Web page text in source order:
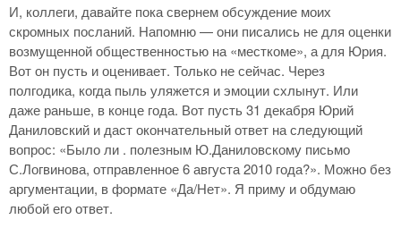
И, коллеги, давайте пока свернем обсуждение моих
скромных посланий. Напомню — они писались не для оценки
возмущенной общественностью на «месткоме», а для Юрия.
Вот он пусть и оценивает. Только не сейчас. Через
полгодика, когда пыль уляжется и эмоции схлынут. Или
даже раньше, в конце года. Вот пусть 31 декабря Юрий
Даниловский и даст окончательный ответ на следующий
вопрос: «Было ли . полезным Ю.Даниловскому письмо
С.Логвинова, отправленное 6 августа 2010 года?». Можно без
аргументации, в формате «Да/Нет». Я приму и обдумаю
любой его ответ.